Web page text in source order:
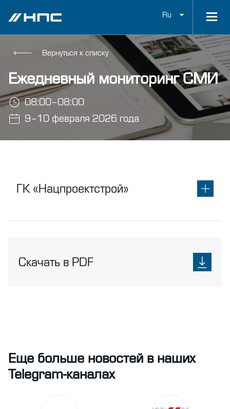
Ru
Вернуться к списку
Ежедневный мониторинг СМИ
08:00–08:00
9–10 февраля 2026 года
ГК «Нацпроектстрой»
Скачать в PDF
Еще больше новостей в наших
Telegram-каналах